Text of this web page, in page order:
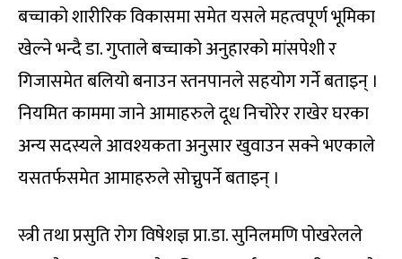
बच्चाको शारीरिक विकासमा समेत यसले महत्वपूर्ण भूमिका
खेल्ने भन्दै डा. गुप्ताले बच्चाको अनुहारको मांसपेशी र
गिजासमेत बलियो बनाउन स्तनपानले सहयोग गर्ने बताइन् ।
नियमित काममा जाने आमाहरुले दूध निचोरेर राखेर घरका
अन्य सदस्यले आवश्यकता अनुसार खुवाउन सक्ने भएकाले
यसतर्फसमेत आमाहरुले सोच्नुपर्ने बताइन् ।
स्त्री तथा प्रसुति रोग विषेशज्ञ प्रा.डा. सुनिलमणि पोखरेलले